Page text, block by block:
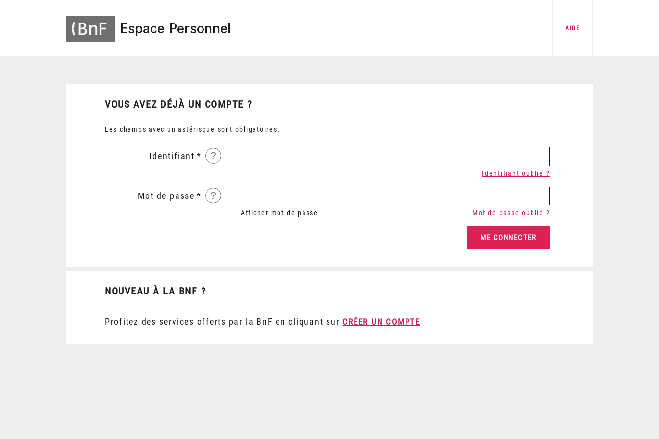
Espace Personnel AIDE
VOUS AVEZ DÉJÀ UN COMPTE ?
Les champs avec un astérisque sont obligatoires.
Identifiant ?
Identifiant oublié ?
Mot de passe ?
Afficher mot de passe Mot de passe oublié ?
NOUVEAU À LA BNF ?
Profitez des services offerts par la BnF en cliquant sur CRÉER UN COMPTE